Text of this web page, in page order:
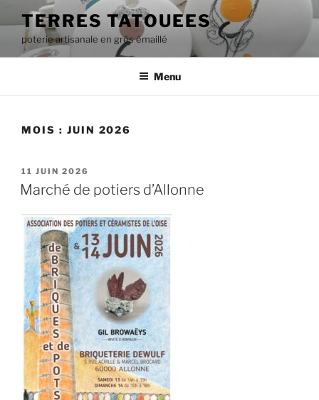
au
contenu
principal
TERRES TATOUEES
poterie artisanale en grès émaillé
Menu
MOIS : JUIN 2026
PUBLIÉ
LE
11 JUIN 2026
Marché de potiers d’Allonne